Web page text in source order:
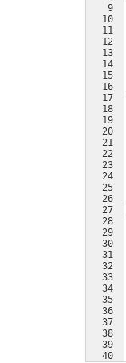
9
10
11
12
13
14
15
16
17
18
19
20
21
22
23
24
25
26
27
28
29
30
31
32
33
34
35
36
37
38
39
40